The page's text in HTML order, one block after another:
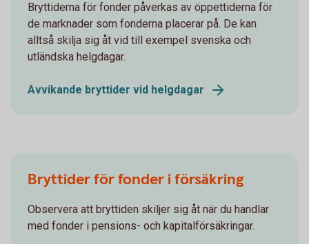
Bryttiderna för fonder påverkas av öppettiderna för
de marknader som fonderna placerar på. De kan
alltså skilja sig åt vid till exempel svenska och
utländska helgdagar.
Avvikande bryttider vid helgdagar
Bryttider för fonder i försäkring
Observera att bryttiden skiljer sig åt när du handlar
med fonder i pensions- och kapitalförsäkringar.